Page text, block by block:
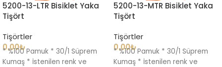
5200-13-LTR Bisiklet Yaka
Tişört
Tişörtler
0.00₺
* %100 Pamuk * 30/1 Süprem
Kumaş * İstenilen renk ve
5200-13-MTR Bisiklet Yaka
Tişört
Tişörtler
0.00₺
* %100 Pamuk * 30/1 Süprem
Kumaş * İstenilen renk ve